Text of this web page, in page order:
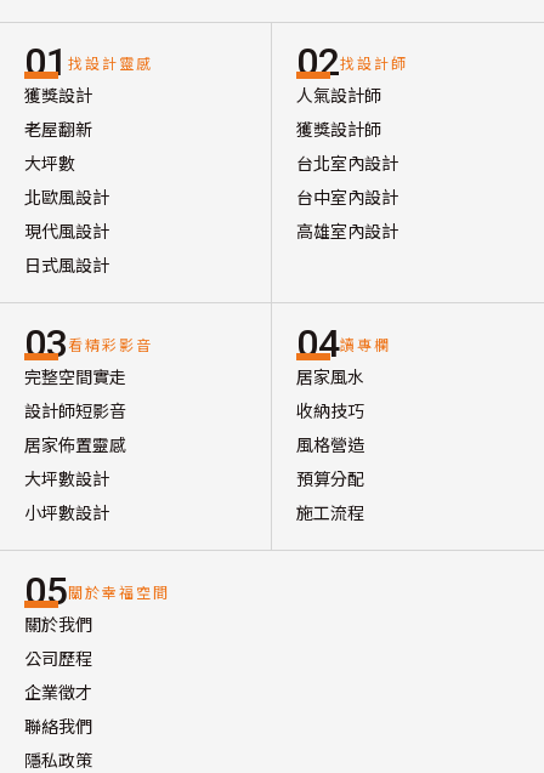
01 找設計靈感
獲獎設計
老屋翻新
大坪數
北歐風設計
現代風設計
日式風設計
02找設計師
人氣設計師
獲獎設計師
台北室內設計
台中室內設計
高雄室內設計
03看精彩影音
完整空間實走
設計師短影音
居家佈置靈感
大坪數設計
小坪數設計
04讀專欄
居家風水
收納技巧
風格營造
預算分配
施工流程
05關於幸福空間
關於我們
公司歷程
企業徵才
聯絡我們
隱私政策